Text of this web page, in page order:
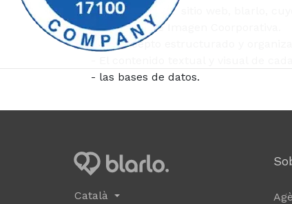
- El nombre del sitio web, blarlo,
- El logotipo e Imagen Coorporativa.
- El concepto estructurado y
- las bases de datos.
Català